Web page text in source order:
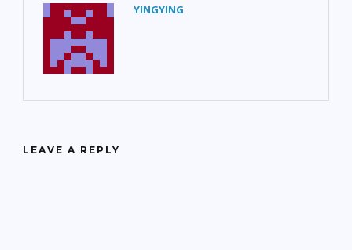
YINGYING
LEAVE A REPLY